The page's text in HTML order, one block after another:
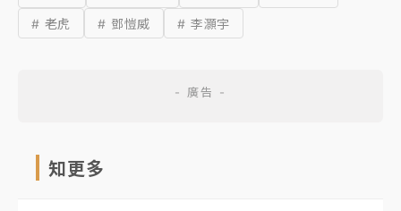
# 老虎
# 鄧愷威 # 李灝宇
知更多